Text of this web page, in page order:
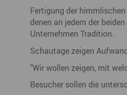
Erzgebirgskrimi
Fakten
Fertigung der
denen an jedem der
Unternehmen Tradition.
Schautage zeigen
"Wir wollen zeigen, mit
Besucher sollen die